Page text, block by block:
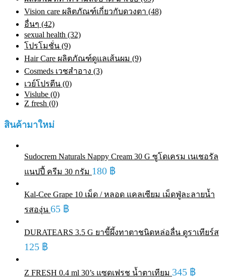
Vision care ผลิตภัณฑ์เกี่ยวกับดวงตา (48)
อื่นๆ (42)
sexual health (32)
โปรโมชั่น (9)
Hair Care ผลิตภัณฑ์ดูแลเส้นผม (9)
Cosmeds เวชสําอาง (3)
เวย์โปรตีน (0)
Vislube (0)
Z fresh (0)
สินค้ามาใหม่
Sudocrem Naturals Nappy Cream 30 G ซูโดเครม เนเชอรัล
แนปปี้ ครีม 30 กรัม 180 ฿
Kal-Cee Grape 10 เม็ด / หลอด แคลเซียม เม็ดฟู่ละลายน้ำ
รสองุ่น 65 ฿
DURATEARS 3.5 G ยาขี้ผึ้งทาตาชนิดหล่อลื่น ดูราเทียร์ส
125 ฿
Z FRESH 0.4 ml 30’s แซดเฟรช น้ำตาเทียม 345 ฿